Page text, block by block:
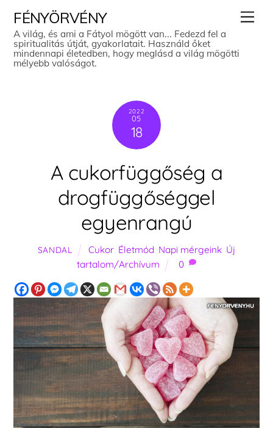
content
FÉNYÖRVÉNY
A világ, és ami a Fátyol mögött van... Fedezd fel a
spiritualitás útját, gyakorlatait. Használd őket
mindennapi életedben, hogy meglásd a világ mögötti
mélyebb valóságot.
2022
05
18
A cukorfüggőség a
drogfüggőséggel
egyenrangú
SANDAL Cukor Életmód Napi mérgeink Új
tartalom/Archívum
0